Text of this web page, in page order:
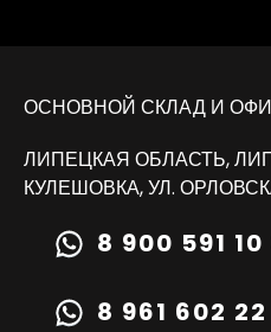
ОСНОВНОЙ СКЛАД И
ЛИПЕЦКАЯ ОБЛАСТЬ,
КУЛЕШОВКА, УЛ.
8 900 591 10
8 961 602